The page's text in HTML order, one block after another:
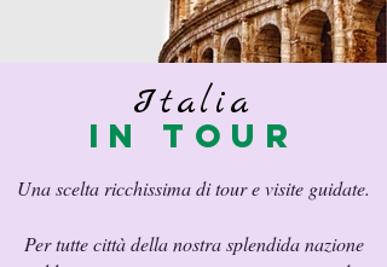
Italia
in tour
Una scelta ricchissima di tour e visite guidate.
Per tutte città della nostra splendida nazione